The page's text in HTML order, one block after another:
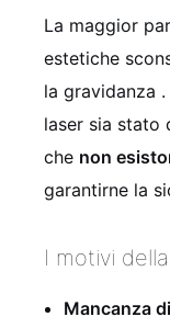
La maggior
estetiche
la gravidanza
laser sia stato
che non
garantirne la
I motivi
Mancanza